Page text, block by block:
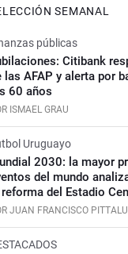
SEMANAL
públicas
Citibank
las AFAP y alerta por
60 años
ISMAEL GRAU
Uruguayo
2030: la mayor
del mundo
reforma del Estadio
JUAN FRANCISCO